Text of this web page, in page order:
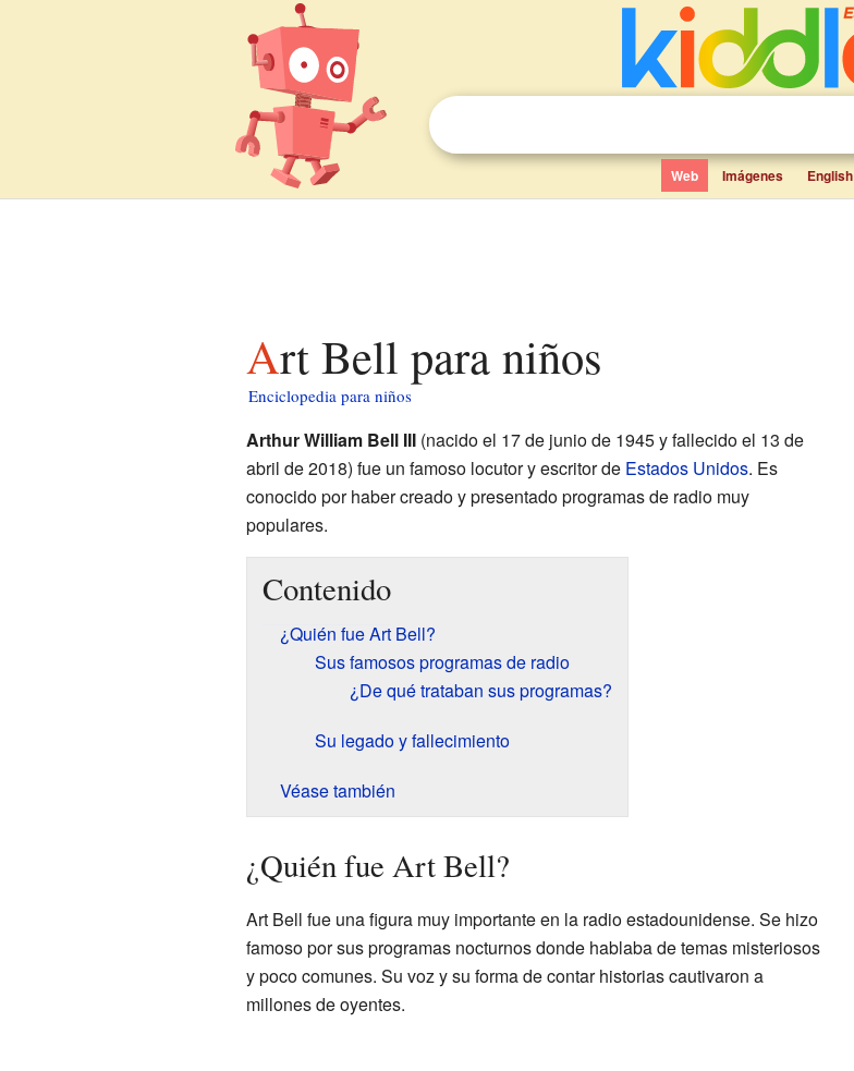
Web Imágenes English
Art Bell para niños
Enciclopedia para niños
Arthur William Bell III(nacido el 17 de junio de 1945 y fallecido el 13 de
abril de 2018) fue un famoso locutor y escritor de Estados Unidos. Es
conocido por haber creado y presentado programas de radio muy
populares.
Contenido
¿Quién fue Art Bell?
Sus famosos programas de radio
¿De qué trataban sus programas?
Su legado y fallecimiento
Véase también
¿Quién fue Art Bell?
Art Bell fue una figura muy importante en la radio estadounidense. Se hizo
famoso por sus programas nocturnos donde hablaba de temas misteriosos
y poco comunes. Su voz y su forma de contar historias cautivaron a
millones de oyentes.